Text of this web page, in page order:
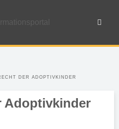
DER ADOPTIVKINDER
Adoptivkinder